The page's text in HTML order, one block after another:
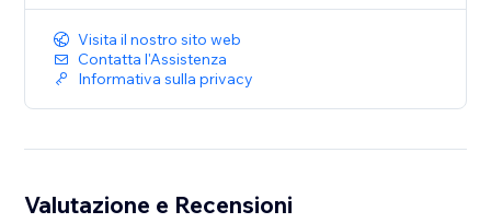
Visita il nostro sito web
Contatta l'Assistenza
Informativa sulla privacy
Valutazione e Recensioni